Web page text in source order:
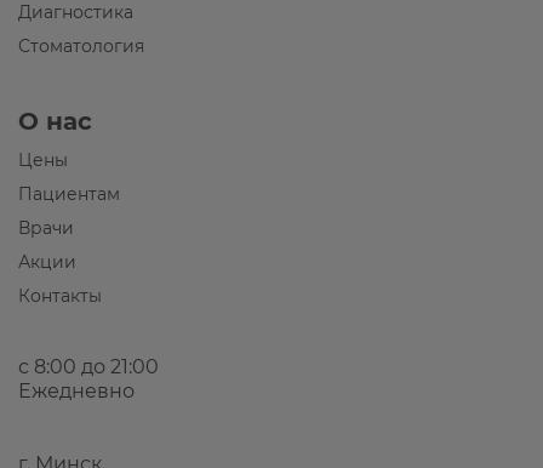
Диагностика
Стоматология
О нас
Цены
Пациентам
Врачи
Акции
Контакты
с 8:00 до 21:00
Ежедневно